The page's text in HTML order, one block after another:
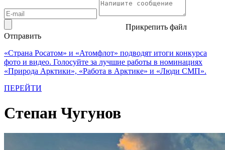
Прикрепить файл
Отправить
«Страна Росатом» и «Атомфлот» подводят итоги конкурса
фото и видео. Голосуйте за лучшие работы в номинациях
«Природа Арктики», «Работа в Арктике» и «Люди СМП».
ПЕРЕЙТИ
Степан Чугунов